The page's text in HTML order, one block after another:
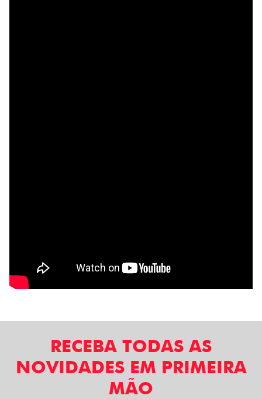
RECEBA TODAS AS
NOVIDADES EM PRIMEIRA
MÃO